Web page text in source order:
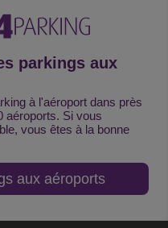
parkings aux
à l'aéroport dans près
aéroports. Si vous
vous êtes à la bonne
aux aéroports